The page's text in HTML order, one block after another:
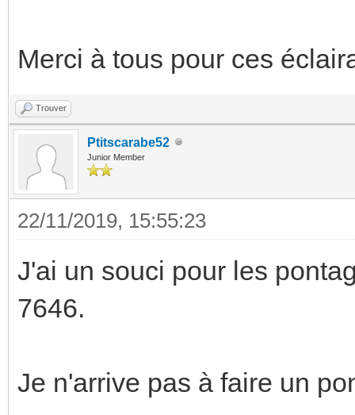
Merci à tous pour ces
Trouver
Ptitscarabe52
Junior Member
22/11/2019, 15:55:23
J'ai un souci pour les
7646.
Je n'arrive pas à faire un